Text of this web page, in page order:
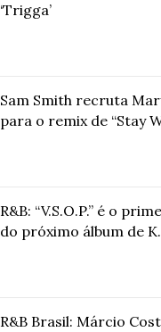
‘Trigga’
Sam Smith recruta
para o remix de “Stay
R&B: “V.S.O.P.” é o
do próximo álbum de
R&B Brasil: Márcio